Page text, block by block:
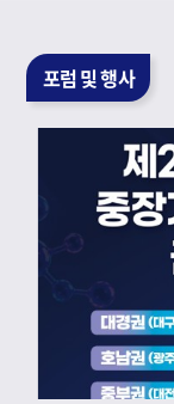
포럼 및 행사